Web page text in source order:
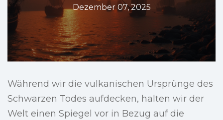
Dezember 07, 2025
Während wir die vulkanischen Ursprünge des
Schwarzen Todes aufdecken, halten wir der
Welt einen Spiegel vor in Bezug auf die